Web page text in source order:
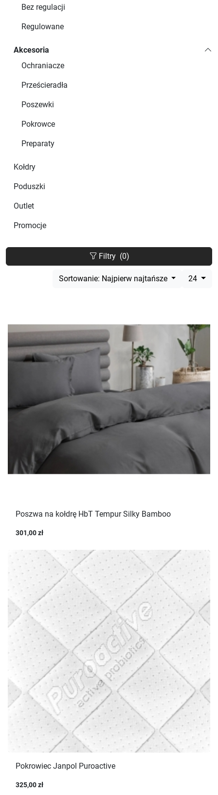
Bez regulacji
Regulowane
Akcesoria
Ochraniacze
Prześcieradła
Poszewki
Pokrowce
Preparaty
Kołdry
Poduszki
Outlet
Promocje
Filtry (0)
Sortowanie: Najpierw najtańsze 24
Poszwa na kołdrę HbT Tempur Silky Bamboo
301,00 zł
Pokrowiec Janpol Puroactive
325,00 zł